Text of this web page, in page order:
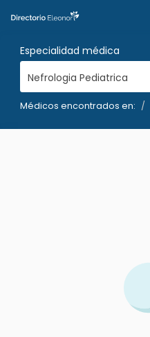
Especialidad médica
Nefrologia Pediatrica
Médicos encontrados en: